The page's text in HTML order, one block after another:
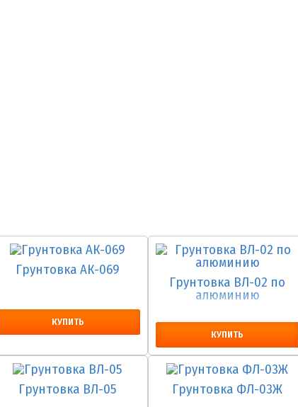
Грунтовка АК-069
КУПИТЬ
Грунтовка ВЛ-02 по
алюминию
КУПИТЬ
Грунтовка ВЛ-05 Грунтовка ФЛ-03Ж